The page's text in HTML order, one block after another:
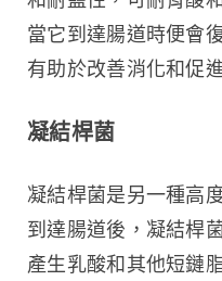
當它到達腸道時便會
有助於改善消化和促
凝結桿菌
凝結桿菌是另一種高
到達腸道後，凝結桿
產生乳酸和其他短鏈